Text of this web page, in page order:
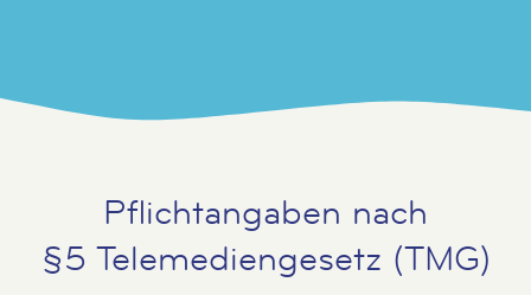
Pflichtangaben nach
§5 Telemediengesetz (TMG)